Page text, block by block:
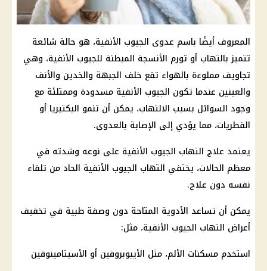
المعروف أيضًا باسم عدوى الجيوب الأنفية، هو حالة شائعة
تتميز بالتهاب أو تورم الأنسجة المبطنة للجيوب الأنفية، وهي
تجاويف مملوءة بالهواء تقع خلف الجبهة والخدين والأنف
والعينين عندما تكون الجيوب الأنفية مسدودة وممتلئة مع
وجود السوائل بسبب الالتهاب، يمكن أن تنمو البكتيريا أو
الفطريات، مما يؤدي إلى الإصابة بالعدوى.
يعتمد علاج التهاب الجيوب الأنفية على نوعه وشدته في
معظم الحالات، يختفي التهاب الجيوب الأنفية الحاد من تلقاء
نفسه دون علاج.
يمكن أن تساعد الأدوية المتاحة دون وصفة طبية في تخفيف
أعراض التهاب الجيوب الأنفية، مثل:
استخدم مسكنات الألم، مثل الأيبوبروفين أو الأسيتامينوفين